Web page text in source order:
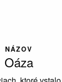
NÁZOV
Oáza